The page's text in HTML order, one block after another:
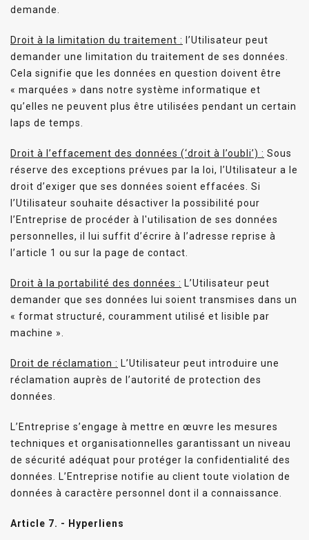
demande.
Droit à la limitation du traitement :
l’Utilisateur peut
demander une limitation du traitement de ses données.
Cela signifie que les données en question doivent être
« marquées » dans notre système informatique et
qu’elles ne peuvent plus être utilisées pendant un certain
laps de temps.
Droit à l’effacement des données (‘droit à l’oubli’) : Sous
réserve des exceptions prévues par la loi, l’Utilisateur a le
droit d’exiger que ses données soient effacées. Si
l’Utilisateur souhaite désactiver la possibilité pour
l’Entreprise de procéder à l'utilisation de ses données
personnelles, il lui suffit d’écrire à l’adresse reprise à
l’article 1 ou sur la page de contact.
Droit à la portabilité des données : L’Utilisateur peut
demander que ses données lui soient transmises dans un
« format structuré, couramment utilisé et lisible par
machine ».
Droit de réclamation : L’Utilisateur peut introduire une
réclamation auprès de l’autorité de protection des
données.
L’Entreprise s’engage à mettre en œuvre les mesures
techniques et organisationnelles garantissant un niveau
de sécurité adéquat pour protéger la confidentialité des
données. L’Entreprise notifie au client toute violation de
données à caractère personnel dont il a connaissance.
Article 7. - Hyperliens